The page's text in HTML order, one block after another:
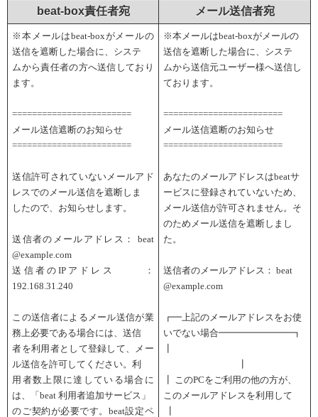
beat-box責任者宛 メール送信者宛
※本メールはbeat-boxがメールの
送信を遮断した場合に、システ
ムから責任者の方へ送信しており
ます。
========================
メール送信遮断のお知らせ
========================
送信許可されていないメールアド
レスでのメール送信を遮断しま
したので、お知らせします。
送信者のメールアドレス： beat
@example .com
送信者のIPアドレス ：
192.168.31.240
この送信者によるメール送信が業
務上必要である場合には、送信
者を利用者として登録して、メー
ル送信を許可してください。利
用者数上限に達している場合に
は、「beat 利用者追加サービス」
のご契約が必要です。beat設定ペ
※本メールはbeat-boxがメールの
送信を遮断した場合に、システ
ムから送信元ユーザー様へ送信し
ております。
========================
メール送信遮断のお知らせ
========================
あなたのメールアドレスはbeatサ
ービスに登録されていないため、
メール送信が許可されません。そ
のためメール送信を遮断しまし
た。
送信者のメールアドレス： beat
@example.com
┏━上記のメールアドレスをお使
いでない場合━━━━━━━━┓
┃ このPCをご利用の他の方が、
このメールアドレスを利用して